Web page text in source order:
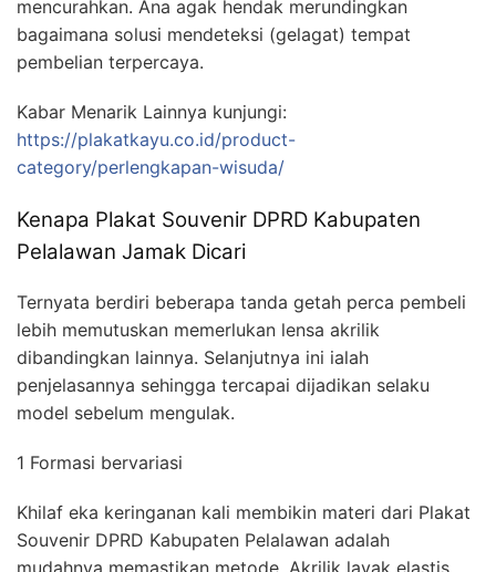
mencurahkan. Ana agak hendak merundingkan
bagaimana solusi mendeteksi (gelagat) tempat
pembelian terpercaya.
Kabar Menarik Lainnya kunjungi:
https://plakatkayu.co.id/product-
category/perlengkapan-wisuda/
Kenapa Plakat Souvenir DPRD Kabupaten
Pelalawan Jamak Dicari
Ternyata berdiri beberapa tanda getah perca pembeli
lebih memutuskan memerlukan lensa akrilik
dibandingkan lainnya. Selanjutnya ini ialah
penjelasannya sehingga tercapai dijadikan selaku
model sebelum mengulak.
1 Formasi bervariasi
Khilaf eka keringanan kali membikin materi dari Plakat
Souvenir DPRD Kabupaten Pelalawan adalah
mudahnya memastikan metode. Akrilik layak elastis